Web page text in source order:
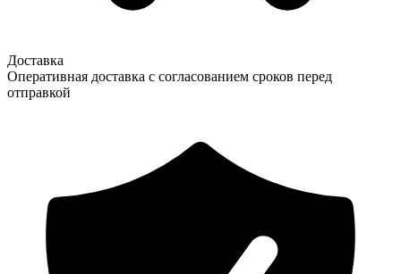
Доставка
Оперативная доставка с согласованием сроков перед
отправкой